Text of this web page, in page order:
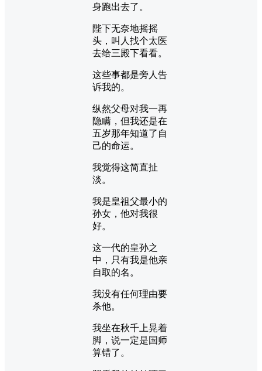
身跑出去了。
陛下无奈地摇摇
头，叫人找个太医
去给三殿下看看。
这些事都是旁人告
诉我的。
纵然父母对我一再
隐瞒，但我还是在
五岁那年知道了自
己的命运。
我觉得这简直扯
淡。
我是皇祖父最小的
孙女，他对我很
好。
这一代的皇孙之
中，只有我是他亲
自取的名。
我没有任何理由要
杀他。
我坐在秋千上晃着
脚，说一定是国师
算错了。